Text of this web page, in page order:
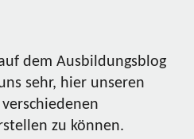
dem Ausbildungsblog
sehr, hier unseren
zu können.